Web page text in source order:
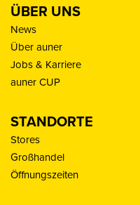
ÜBER UNS
News
Über auner
Jobs & Karriere
auner CUP
STANDORTE
Stores
Großhandel
Öffnungszeiten